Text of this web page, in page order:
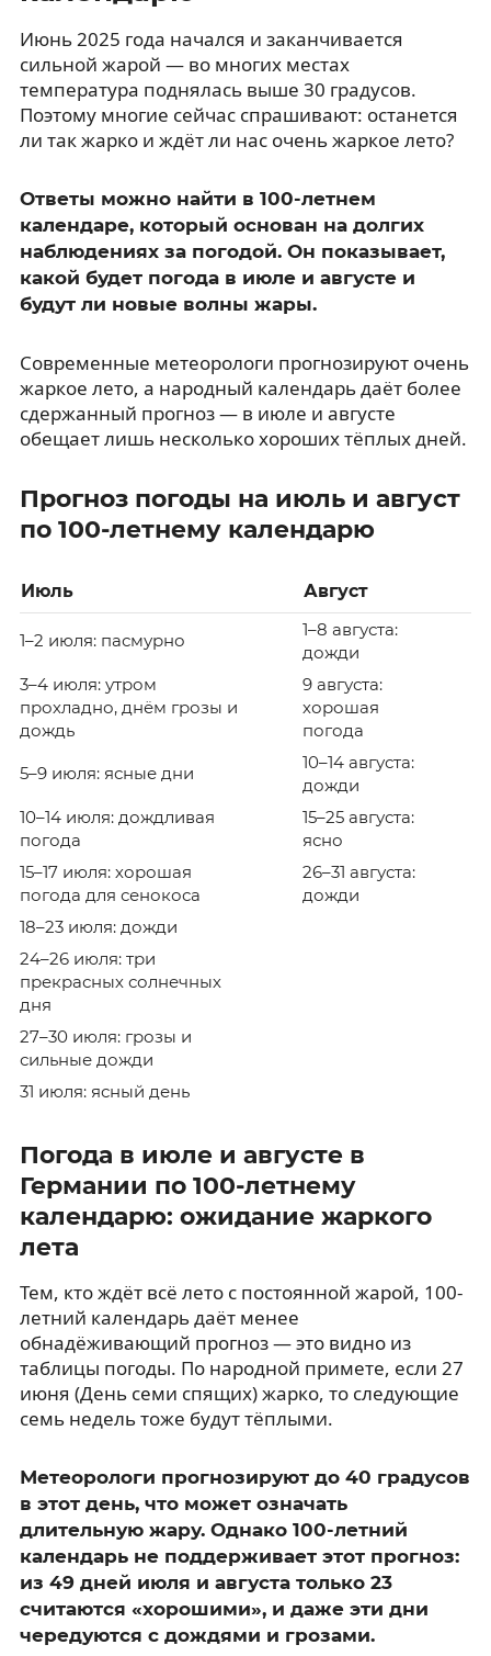
Июнь 2025 года начался и заканчивается
сильной жарой — во многих местах
температура поднялась выше 30 градусов.
Поэтому многие сейчас спрашивают: останется
ли так жарко и ждёт ли нас очень жаркое лето?
Ответы можно найти в 100-летнем
календаре, который основан на долгих
наблюдениях за погодой. Он показывает,
какой будет погода в июле и августе и
будут ли новые волны жары.
Современные метеорологи прогнозируют очень
жаркое лето, а народный календарь даёт более
сдержанный прогноз — в июле и августе
обещает лишь несколько хороших тёплых дней.
Прогноз погоды на июль и август
по 100-летнему календарю
Июль Август
1–2 июля: пасмурно
1–8 августа:
дожди
3–4 июля: утром
прохладно, днём грозы и
дождь
9 августа:
хорошая
погода
5–9 июля: ясные дни
10–14 августа:
дожди
10–14 июля: дождливая
погода
15–25 августа:
ясно
15–17 июля: хорошая
погода для сенокоса
26–31 августа:
дожди
18–23 июля: дожди
24–26 июля: три
прекрасных солнечных
дня
27–30 июля: грозы и
сильные дожди
31 июля: ясный день
Погода в июле и августе в
Германии по 100-летнему
календарю: ожидание жаркого
лета
Тем, кто ждёт всё лето с постоянной жарой, 100-
летний календарь даёт менее
обнадёживающий прогноз — это видно из
таблицы погоды. По народной примете, если 27
июня (День семи спящих) жарко, то следующие
семь недель тоже будут тёплыми.
Метеорологи прогнозируют до 40 градусов
в этот день, что может означать
длительную жару. Однако 100-летний
календарь не поддерживает этот прогноз:
из 49 дней июля и августа только 23
считаются «хорошими», и даже эти дни
чередуются с дождями и грозами.